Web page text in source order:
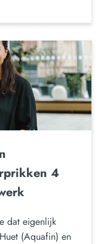
4
dat eigenlijk
(Aquafin) en